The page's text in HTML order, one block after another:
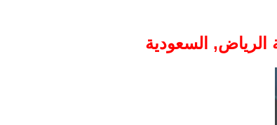
الرياض, السعودية